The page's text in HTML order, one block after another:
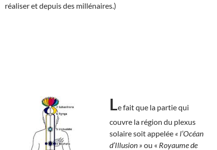
réaliser et depuis des millénaires.)
Le fait que la partie qui
couvre la région du plexus
solaire soit appelée « l’Océan
d’Illusion » ou « Royaume de